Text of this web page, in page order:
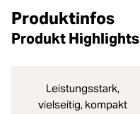
Produktinfos
Produkt Highlights
Leistungsstark,
vielseitig, kompakt